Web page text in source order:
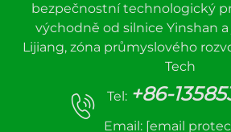
bezpečnostní technologický
východně od silnice Yinshan
Lijiang, zóna průmyslového
Tech
Tel: +86-
Email: [email